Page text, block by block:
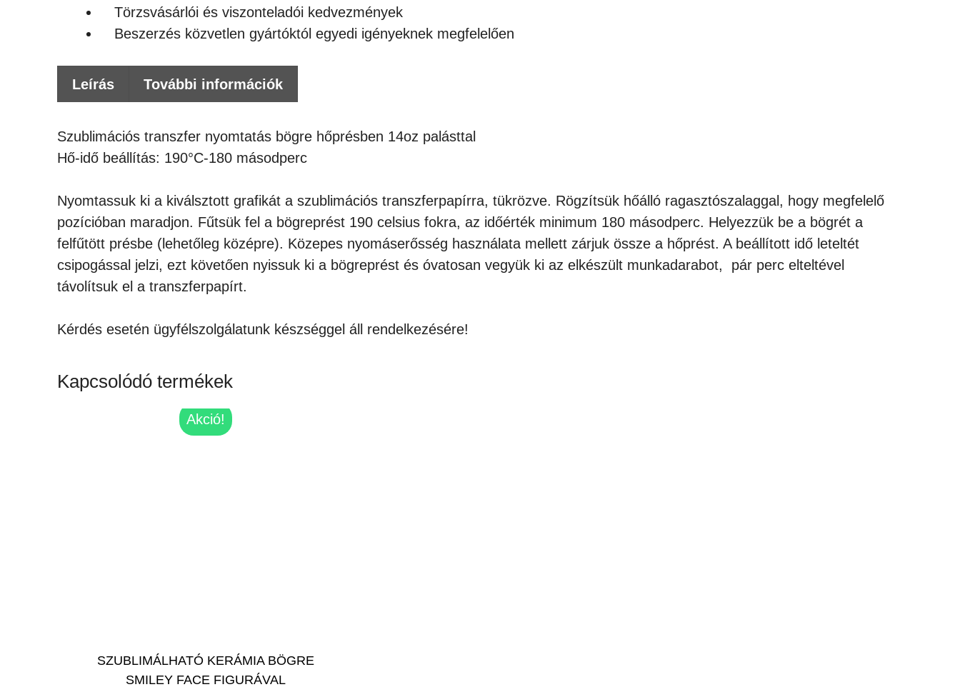
Törzsvásárlói és viszonteladói kedvezmények
Beszerzés közvetlen gyártóktól egyedi igényeknek megfelelően
Leírás További információk
Szublimációs transzfer nyomtatás bögre hőprésben 14oz palásttal
Hő-idő beállítás: 190°C-180 másodperc
Nyomtassuk ki a kiválsztott grafikát a szublimációs transzferpapírra, tükrözve. Rögzítsük hőálló ragasztószalaggal, hogy megfelelő
pozícióban maradjon. Fűtsük fel a bögreprést 190 celsius fokra, az időérték minimum 180 másodperc. Helyezzük be a bögrét a
felfűtött présbe (lehetőleg középre). Közepes nyomáserősség használata mellett zárjuk össze a hőprést. A beállított idő leteltét
csipogással jelzi, ezt követően nyissuk ki a bögreprést és óvatosan vegyük ki az elkészült munkadarabot, pár perc elteltével
távolítsuk el a transzferpapírt.
Kérdés esetén ügyfélszolgálatunk készséggel áll rendelkezésére!
Kapcsolódó termékek
Akció!
SZUBLIMÁLHATÓ KERÁMIA BÖGRE
SMILEY FACE FIGURÁVAL